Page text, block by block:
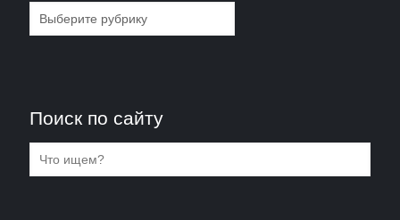
Рубрики
Поиск по сайту